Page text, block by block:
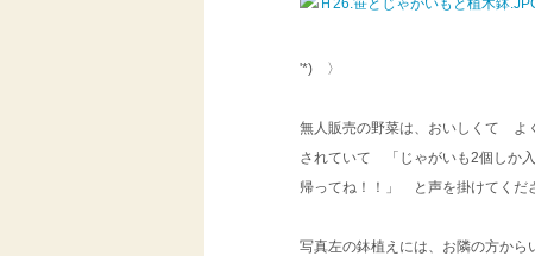
ティッシュ
'*) 〉
無人販売の野菜は、おいしくて よ
されていて 「じゃがいも2個しか
帰ってね！！」 と声を掛けてくだ
写真左の鉢植えには、お隣の方から